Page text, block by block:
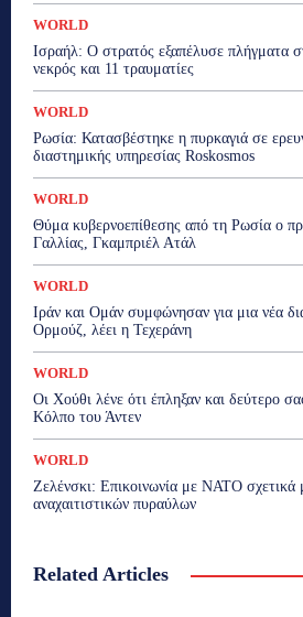
WORLD
Ισραήλ: Ο στρατός εξαπέλυσε πλήγματα
νεκρός και 11 τραυματίες
WORLD
Ρωσία: Κατασβέστηκε η πυρκαγιά σε
διαστημικής υπηρεσίας Roskosmos
WORLD
Θύμα κυβερνοεπίθεσης από τη Ρωσία ο
Γαλλίας, Γκαμπριέλ Ατάλ
WORLD
Ιράν και Ομάν συμφώνησαν για μια νέα
Ορμούζ, λέει η Τεχεράνη
WORLD
Οι Χούθι λένε ότι έπληξαν και δεύτερο
Κόλπο του Άντεν
WORLD
Ζελένσκι: Επικοινωνία με ΝΑΤΟ σχετικά
αναχαιτιστικών πυραύλων
Related Articles